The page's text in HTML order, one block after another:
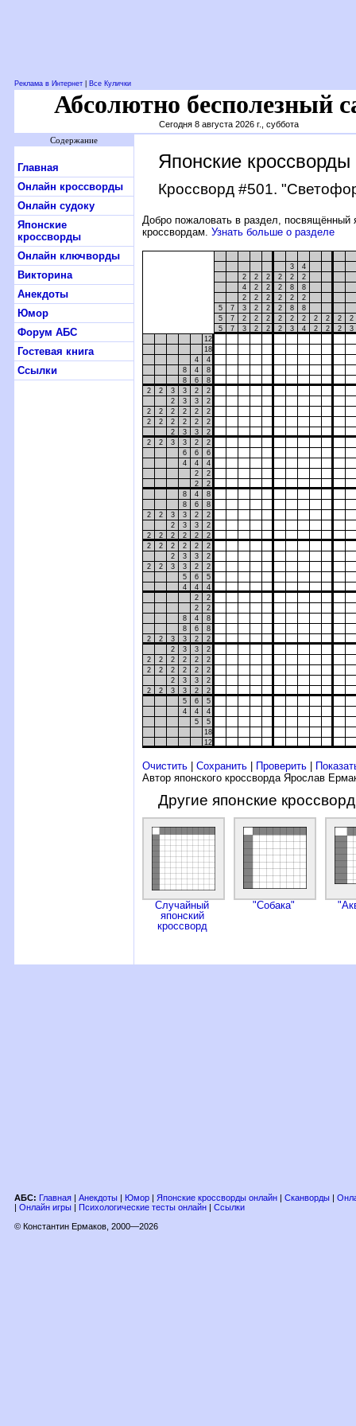
Реклама в Интернет Все Кулички
Абсолютно бесполезный
Сегодня 8 августа 2026 г., суббота
Содержание
Главная
Онлайн кроссворды
Онлайн судоку
Японские
кроссворды
Онлайн ключворды
Викторина
Анекдоты
Юмор
Форум АБС
Гостевая книга
Ссылки
Японские
Кроссворд #501.
Добро пожаловать в раздел, посвящённый
кроссвордам. Узнать больше о разделе
3
4
2
2 2 2 2
2
4
2 2 2 8
8
2
2 2 2 2
2
5
7 3 2 2 2 8
8
5
7 2 2 2 2 2 2 2 2 2
2
5
7 3 2 2 2 3 4 2 2 2
3
12
18
4
4
8
4
8
8
6
8
2
2 3 3 2
2
2
3 3
2
2
2 2 2 2
2
2
2 2 2 2
2
2
3 3
2
2
2 3 3 2
2
6
6
6
4
4
4
2
2
2
2
8
4
8
8
6
8
2
2 3 3 2
2
2
3 3
2
2
2 2 2 2
2
2
2 2 2 2
2
2
3 3
2
2
2 3 3 2
2
5
6
5
4
4
4
2
2
2
2
8
4
8
8
6
8
2
2 3 3 2
2
2
3 3
2
2
2 2 2 2
2
2
2 2 2 2
2
2
3 3
2
2
2 3 3 2
2
5
6
5
4
4
4
5
5
18
12
Очистить Сохранить Проверить
Автор японского кроссворда Ярослав
Другие японские
Случайный
японский
кроссворд
"Собака"
АБС: Главная | Анекдоты | Юмор | Японские кроссворды онлайн | Сканворды |
| Онлайн игры | Психологические тесты онлайн | Ссылки
© Константин Ермаков, 2000—2026